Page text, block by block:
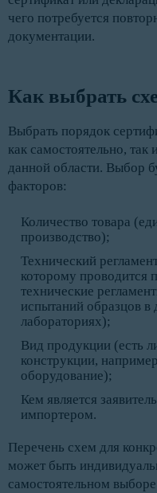
чего потребуется
документации.
Как выбрать
Выбрать порядок
как самостоятельно,
данной области. Выбор
факторов:
Количество товара
производство);
Технический
которому проводится
технические
испытаний образцов в
лабораториях);
Вид продукции (есть
конструкции,
оборудование);
Кем является
импортером.
Перечень схем для
может быть
самостоятельном